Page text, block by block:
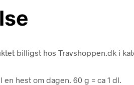
billigst hos Travshoppen.dk i
hest om dagen. 60 g = ca 1 dl.